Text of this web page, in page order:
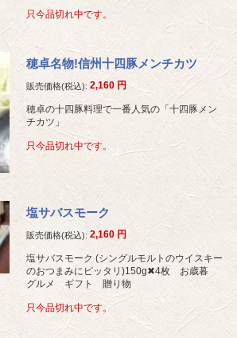
只今品切れ中です。
穂卓名物!信州十四豚メンチカツ
販売価格(税込): 2,160 円
穂卓の十四豚料理で一番人気の「十四豚メン
チカツ」
只今品切れ中です。
塩サバスモーク
販売価格(税込): 2,160 円
塩サバスモーク (シングルモルトのウイスキー
のおつまみにピッタリ)150g✖︎4枚 お歳暮
グルメ ギフト 贈り物
只今品切れ中です。